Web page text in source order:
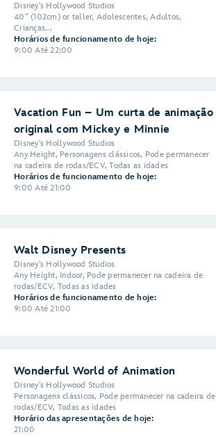
Disney's Hollywood Studios
40" (102cm) or taller, Adolescentes, Adultos,
Crianças...
Horários de funcionamento de hoje:
9:00 Até 22:00
Vacation Fun – Um curta de animação
original com Mickey e Minnie
Disney's Hollywood Studios
Any Height, Personagens clássicos, Pode permanecer
na cadeira de rodas/ECV, Todas as idades
Horários de funcionamento de hoje:
9:00 Até 21:00
Walt Disney Presents
Disney's Hollywood Studios
Any Height, Indoor, Pode permanecer na cadeira de
rodas/ECV, Todas as idades
Horários de funcionamento de hoje:
9:00 Até 21:00
Wonderful World of Animation
Disney's Hollywood Studios
Personagens clássicos, Pode permanecer na cadeira de
rodas/ECV, Todas as idades
Horário das apresentações de hoje:
21:00